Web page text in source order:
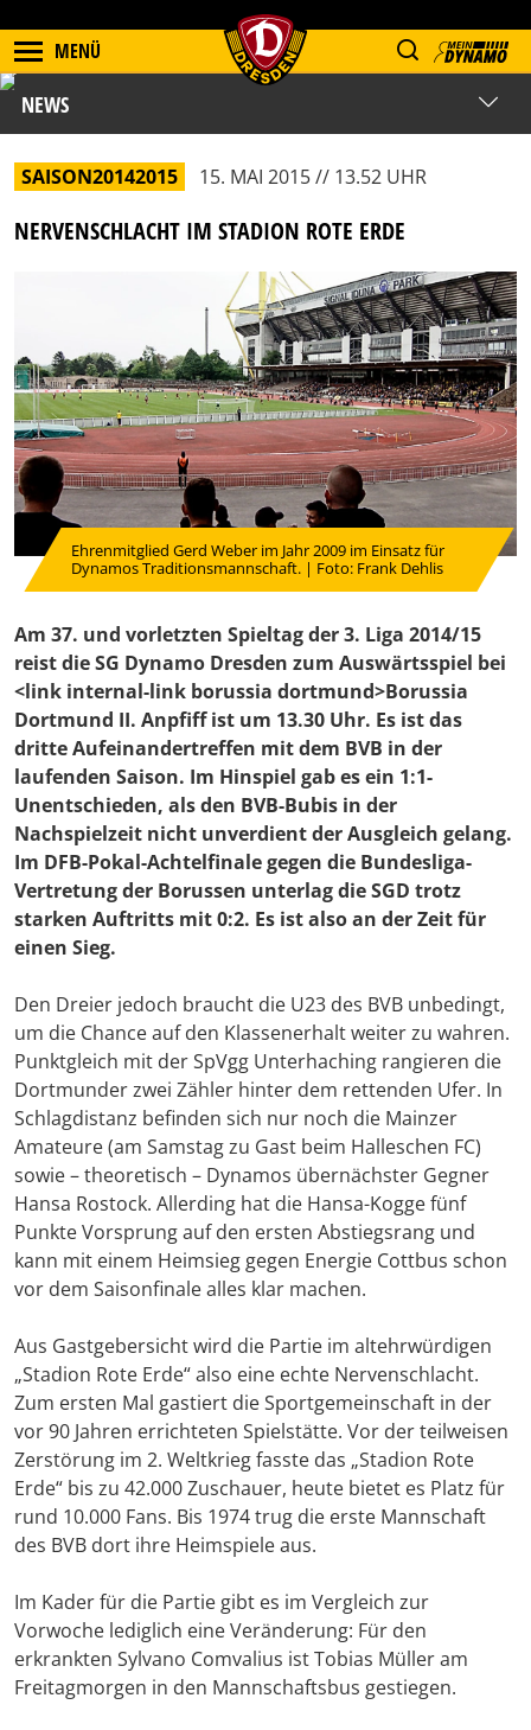
MENÜ
NEWS
SAISON20142015 15. MAI 2015 // 13.52 UHR
NERVENSCHLACHT IM STADION ROTE ERDE
Ehrenmitglied Gerd Weber im Jahr 2009 im Einsatz für
Dynamos Traditionsmannschaft. | Foto: Frank Dehlis
Am 37. und vorletzten Spieltag der 3. Liga 2014/15
reist die SG Dynamo Dresden zum Auswärtsspiel bei
<link internal-link borussia dortmund>Borussia
Dortmund II. Anpfiff ist um 13.30 Uhr. Es ist das
dritte Aufeinandertreffen mit dem BVB in der
laufenden Saison. Im Hinspiel gab es ein 1:1-
Unentschieden, als den BVB-Bubis in der
Nachspielzeit nicht unverdient der Ausgleich gelang.
Im DFB-Pokal-Achtelfinale gegen die Bundesliga-
Vertretung der Borussen unterlag die SGD trotz
starken Auftritts mit 0:2. Es ist also an der Zeit für
einen Sieg.
Den Dreier jedoch braucht die U23 des BVB unbedingt,
um die Chance auf den Klassenerhalt weiter zu wahren.
Punktgleich mit der SpVgg Unterhaching rangieren die
Dortmunder zwei Zähler hinter dem rettenden Ufer. In
Schlagdistanz befinden sich nur noch die Mainzer
Amateure (am Samstag zu Gast beim Halleschen FC)
sowie – theoretisch – Dynamos übernächster Gegner
Hansa Rostock. Allerding hat die Hansa-Kogge fünf
Punkte Vorsprung auf den ersten Abstiegsrang und
kann mit einem Heimsieg gegen Energie Cottbus schon
vor dem Saisonfinale alles klar machen.
Aus Gastgebersicht wird die Partie im altehrwürdigen
„Stadion Rote Erde“ also eine echte Nervenschlacht.
Zum ersten Mal gastiert die Sportgemeinschaft in der
vor 90 Jahren errichteten Spielstätte. Vor der teilweisen
Zerstörung im 2. Weltkrieg fasste das „Stadion Rote
Erde“ bis zu 42.000 Zuschauer, heute bietet es Platz für
rund 10.000 Fans. Bis 1974 trug die erste Mannschaft
des BVB dort ihre Heimspiele aus.
Im Kader für die Partie gibt es im Vergleich zur
Vorwoche lediglich eine Veränderung: Für den
erkrankten Sylvano Comvalius ist Tobias Müller am
Freitagmorgen in den Mannschaftsbus gestiegen.